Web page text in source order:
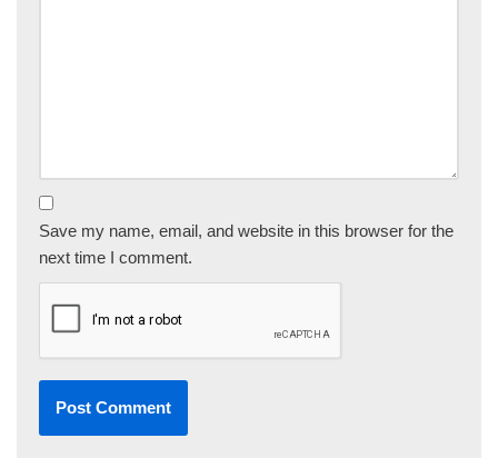
Save my name, email, and website in this browser for the
next time I comment.